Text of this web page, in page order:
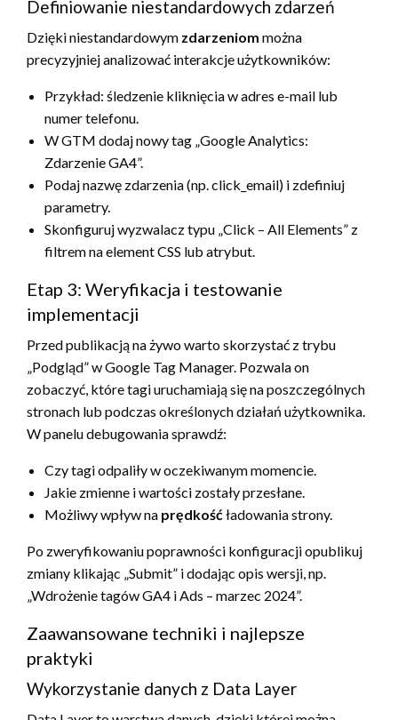
Definiowanie niestandardowych zdarzeń
Dzięki niestandardowym zdarzeniom można
precyzyjniej analizować interakcje użytkowników:
Przykład: śledzenie kliknięcia w adres e-mail lub
numer telefonu.
W GTM dodaj nowy tag „Google Analytics:
Zdarzenie GA4”.
Podaj nazwę zdarzenia (np. click_email) i zdefiniuj
parametry.
Skonfiguruj wyzwalacz typu „Click – All Elements” z
filtrem na element CSS lub atrybut.
Etap 3: Weryfikacja i testowanie
implementacji
Przed publikacją na żywo warto skorzystać z trybu
„Podgląd” w Google Tag Manager. Pozwala on
zobaczyć, które tagi uruchamiają się na poszczególnych
stronach lub podczas określonych działań użytkownika.
W panelu debugowania sprawdź:
Czy tagi odpaliły w oczekiwanym momencie.
Jakie zmienne i wartości zostały przesłane.
Możliwy wpływ na prędkośćładowania strony.
Po zweryfikowaniu poprawności konfiguracji opublikuj
zmiany klikając „Submit” i dodając opis wersji, np.
„Wdrożenie tagów GA4 i Ads – marzec 2024”.
Zaawansowane techniki i najlepsze
praktyki
Wykorzystanie danych z Data Layer